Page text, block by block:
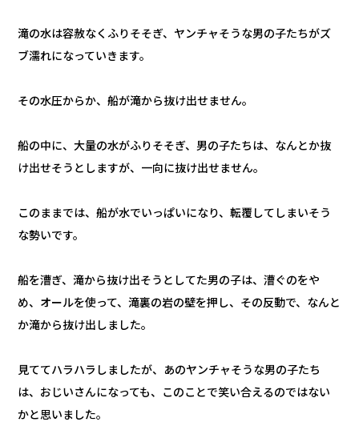
滝の水は容赦なくふりそそぎ、ヤンチャそうな男の子たちがズ
ブ濡れになっていきます。
その水圧からか、船が滝から抜け出せません。
船の中に、大量の水がふりそそぎ、男の子たちは、なんとか抜
け出せそうとしますが、一向に抜け出せません。
このままでは、船が水でいっぱいになり、転覆してしまいそう
な勢いです。
船を漕ぎ、滝から抜け出そうとしてた男の子は、漕ぐのをや
め、オールを使って、滝裏の岩の壁を押し、その反動で、なんと
か滝から抜け出しました。
見ててハラハラしましたが、あのヤンチャそうな男の子たち
は、おじいさんになっても、このことで笑い合えるのではない
かと思いました。